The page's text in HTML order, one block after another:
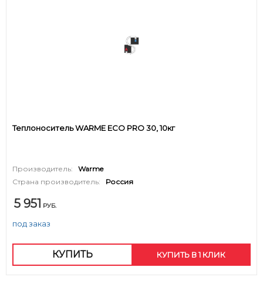
Теплоноситель WARME ECO PRO 30, 10кг
Производитель:
Warme
Страна производитель:
Россия
5 951 РУБ.
под заказ
КУПИТЬ КУПИТЬ В 1 КЛИК